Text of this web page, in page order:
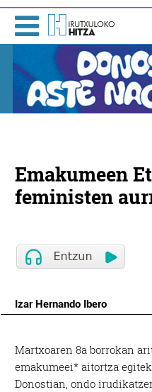
Emakumeen
feministen
Izar Hernando Ibero
Martxoaren 8a borrokan
emakumeei* aitortza
Donostian, ondo